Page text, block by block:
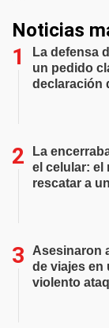
Noticias
La defensa
un pedido
declaración
La
el celular: el
rescatar a
Asesinaron
de viajes en
violento